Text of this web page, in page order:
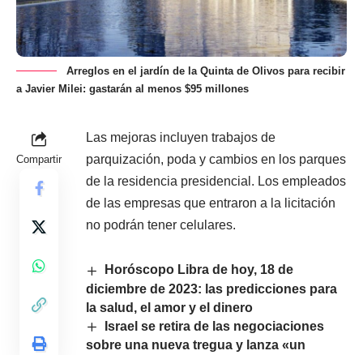
Arreglos en el jardín de la Quinta de Olivos para recibir
a Javier Milei: gastarán al menos $95 millones
Compartir
Las mejoras incluyen trabajos de
parquización, poda y cambios en los parques
de la residencia presidencial. Los empleados
de las empresas que entraron a la licitación
no podrán tener celulares.
Horóscopo Libra de hoy, 18 de
diciembre de 2023: las predicciones para
la salud, el amor y el dinero
Israel se retira de las negociaciones
sobre una nueva tregua y lanza «un